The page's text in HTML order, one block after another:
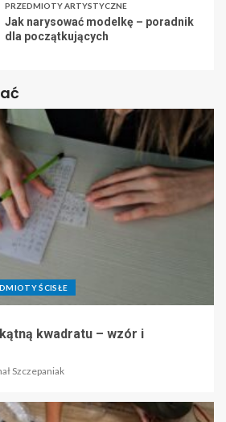
PRZEDMIOTY ARTYSTYCZNE
Jak narysować modelkę – poradnik
dla początkujących
ŚCISŁE
kwadratu – wzór i
Szczepaniak